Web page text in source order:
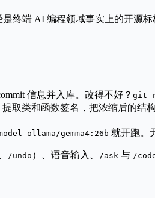
终端 AI 编程领域事实上的开源标
信息并入库。改得不好？ git
提取类和函数签名，把浓缩后的
ollama/gemma4:26b 就开跑。
/undo ）、语音输入、 /ask 与 /